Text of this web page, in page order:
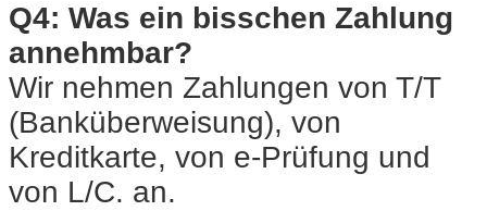
Q4: Was ein bisschen Zahlung
annehmbar?
Wir nehmen Zahlungen von T/T
(Banküberweisung), von
Kreditkarte, von e-Prüfung und
von L/C. an.